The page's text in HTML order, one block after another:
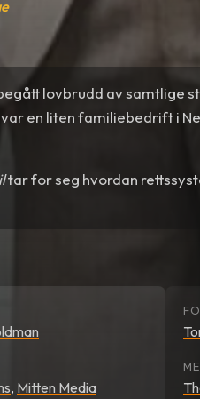
lovbrudd av samtlige
en liten familiebedrift i
tar for seg hvordan
, Mitten Media